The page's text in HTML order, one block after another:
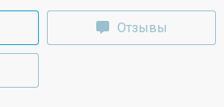
Отзывы